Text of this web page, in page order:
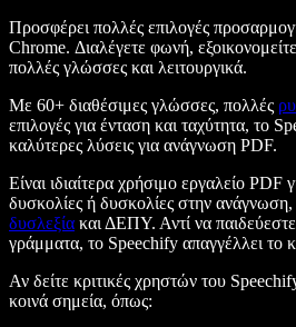
Προσφέρει πολλές επιλογές
Chrome. Διαλέγετε φωνή,
πολλές γλώσσες και λειτουργικά.
Με 60+ διαθέσιμες γλώσσες, πολλές
επιλογές για ένταση και ταχύτητα, το
καλύτερες λύσεις για ανάγνωση PDF.
Είναι ιδιαίτερα χρήσιμο εργαλείο PDF
δυσκολίες ή δυσκολίες στην
δυσλεξία και ΔΕΠΥ. Αντί να
γράμματα, το Speechify απαγγέλλει το
Αν δείτε κριτικές χρηστών του
κοινά σημεία, όπως: